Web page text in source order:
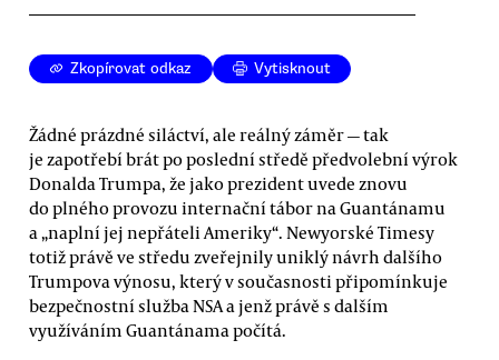
Zkopírovat odkaz Vytisknout
Žádné prázdné siláctví, ale reálný záměr — tak
je zapotřebí brát po poslední středě předvolební výrok
Donalda Trumpa, že jako prezident uvede znovu
do plného provozu internační tábor na Guantánamu
a „naplní jej nepřáteli Ameriky“. Newyorské Timesy
totiž právě ve středu zveřejnily uniklý návrh dalšího
Trumpova výnosu, který v současnosti připomínkuje
bezpečnostní služba NSA a jenž právě s dalším
využíváním Guantánama počítá.